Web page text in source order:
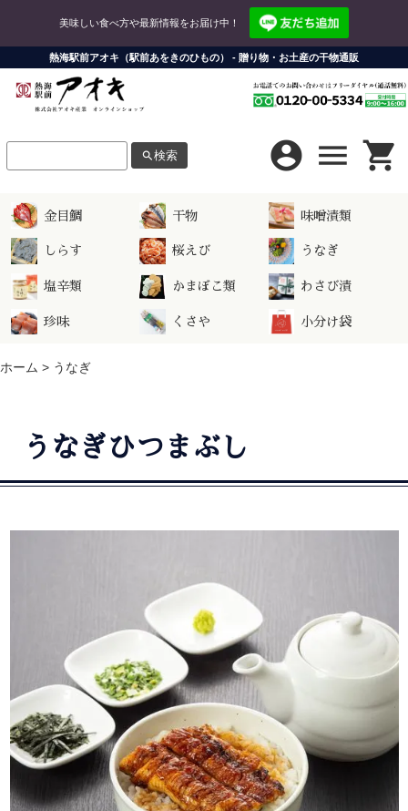
美味しい食べ方や最新情報をお届け中！
熱海駅前アオキ（駅前あをきのひもの） - 贈り物・お土産の干物通販
search 検索 account_circle menu shopping_cart
お支払い方法について
配送方法・送料について
ショップについて
株式会社アオキ産業
LINEログイン
LINE連携にはショップ会員の登録・ログインが必要になります。
ショップ会員
金目鯛 干物 味噌漬類
しらす 桜えび うなぎ
塩辛類 かまぼこ類 わさび漬
珍味 くさや 小分け袋
ホーム > うなぎ
うなぎひつまぶし